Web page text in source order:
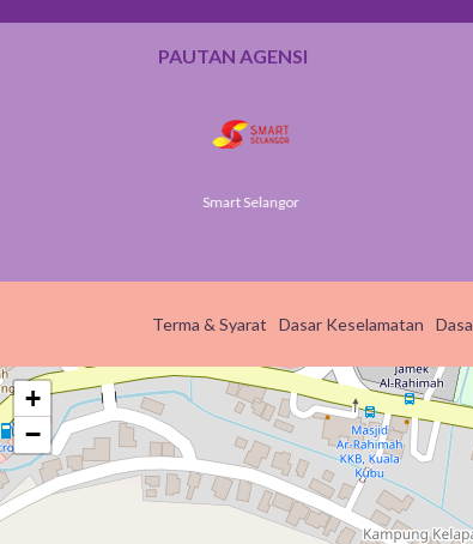
PAUTAN AGENSI
Terma & Syarat Dasar Keselamatan
+
−